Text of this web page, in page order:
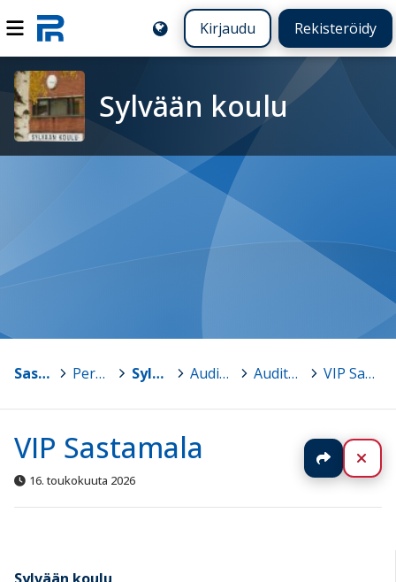
Kirjaudu Rekisteröidy
Sylvään koulu
Sastamala > Peruskoulut > Sylvään koulu > Auditorion varaus > Auditorion vuokraus > VIP Sastamala
VIP Sastamala
16. toukokuuta 2026
Jaa